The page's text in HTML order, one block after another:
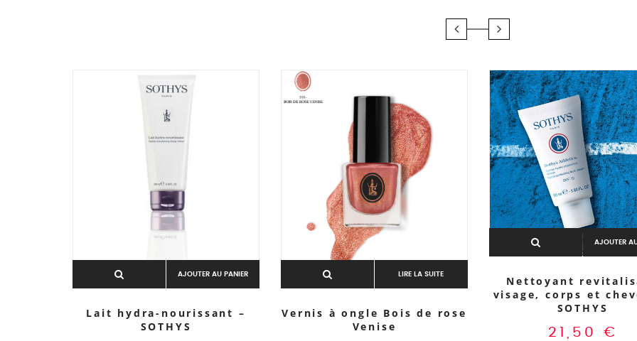
AJOUTER AU PANIER
Lait hydra-nourissant –
SOTHYS
LIRE LA SUITE
Vernis à ongle Bois de rose
Venise
AJOUTER
Nettoyant
visage, corps et
SOTHYS
21,50 €